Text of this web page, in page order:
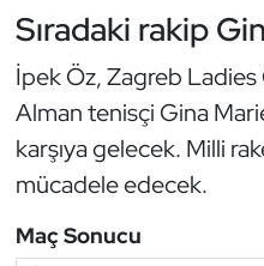
Sıradaki rakip
İpek Öz, Zagreb
Alman tenisçi Gina
karşıya gelecek. Milli
mücadele edecek.
Maç Sonucu
Kick Boks
Kürek
Masa Tenisi
Modern Pentatlon